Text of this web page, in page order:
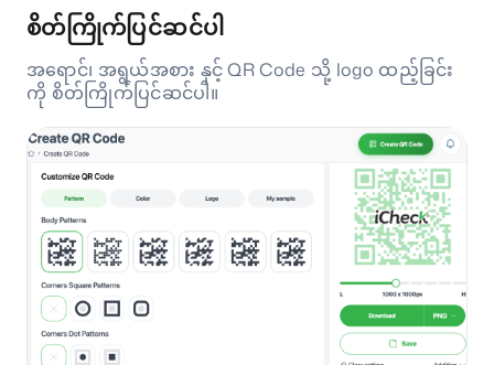
စိတ်ကြိုက်ပြင်ဆင်ပါ
အရောင်၊ အရွယ်အစား နှင့် QR Code သို့ logo ထည့်ခြင်း
ကို စိတ်ကြိုက်ပြင်ဆင်ပါ။